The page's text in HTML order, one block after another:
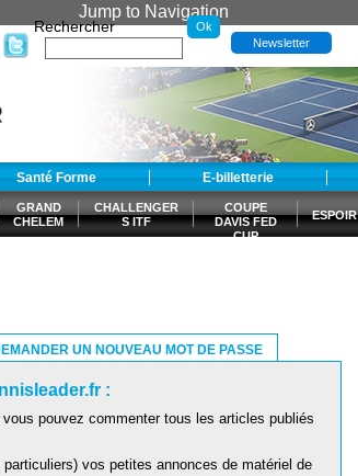
Jump to Navigation
Rechercher
Newsletter
Santé Forme E-billetterie
GRAND
CHELEM
CHALLENGER
S ITF
COUPE
DAVIS FED
CUP
ESPOIR
UN NOUVEAU MOT DE PASSE
:
pouvez commenter tous les articles publiés
vos petites annonces de matériel de